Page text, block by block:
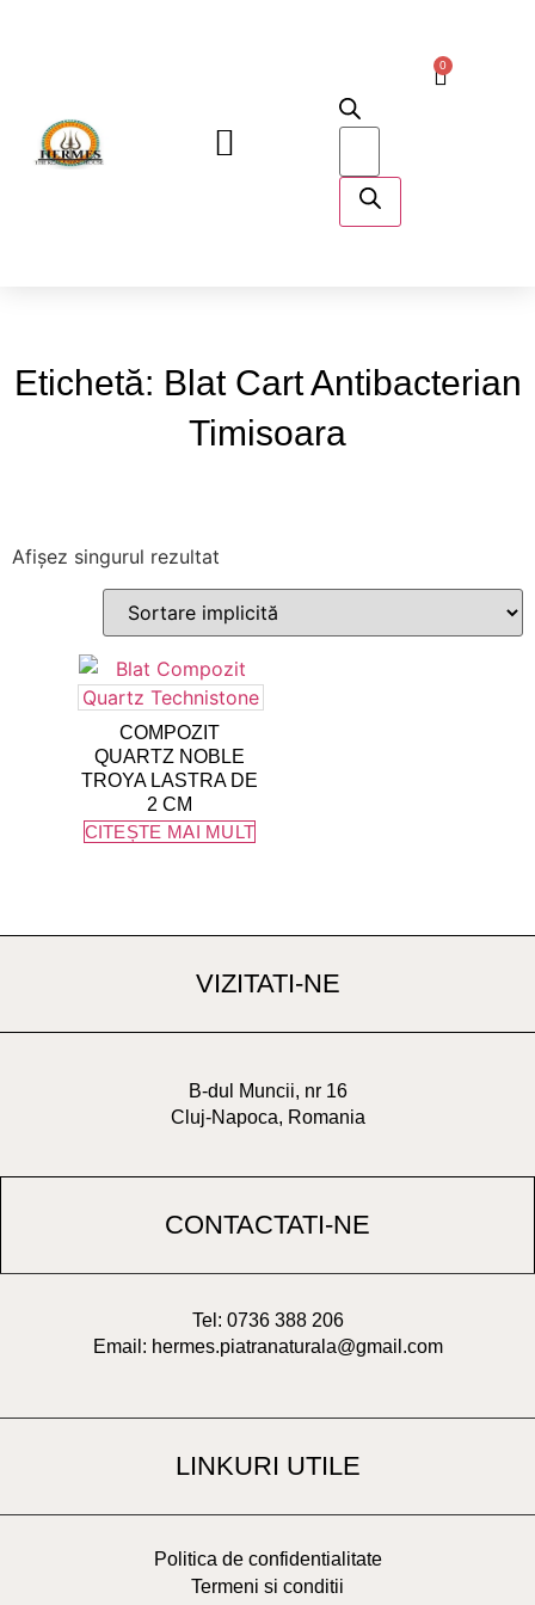
0
Etichetă: Blat Cart Antibacterian
Timisoara
Afișez singurul rezultat
COMPOZIT
QUARTZ NOBLE
TROYA LASTRA DE
2 CM
CITEȘTE MAI MULT
VIZITATI-NE
B-dul Muncii, nr 16
Cluj-Napoca, Romania
CONTACTATI-NE
Tel: 0736 388 206
Email: hermes.piatranaturala@gmail.com
LINKURI UTILE
Politica de confidentialitate
Termeni si conditii